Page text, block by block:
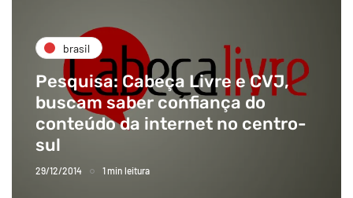
brasil
Pesquisa: Cabeça Livre e CVJ,
buscam saber confiança do
conteúdo da internet no centro-
sul
29/12/2014 1 min leitura